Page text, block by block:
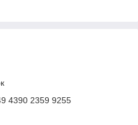
4390 2359 9255